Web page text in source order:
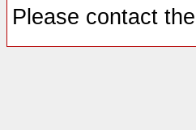
Please contact the